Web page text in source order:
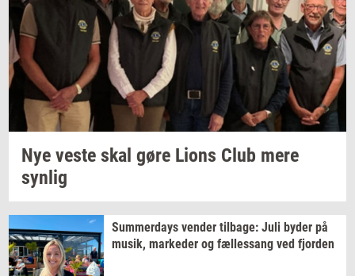
Nye veste skal gøre Lions Club mere
syn­lig
Sum­mer­days ven­der til­ba­ge: Juli byder på
musik, mar­ke­der og fæl­les­sang ved fjor­den